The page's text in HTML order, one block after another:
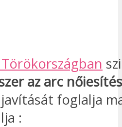
az arc
foglalja
: